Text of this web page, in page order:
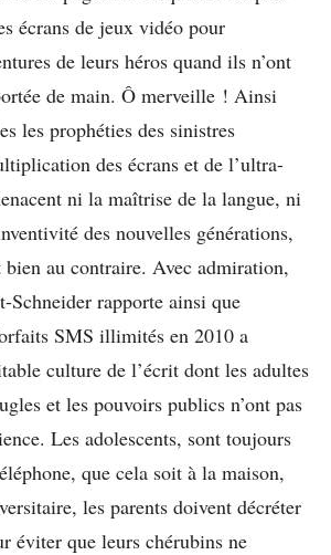
écrans de jeux vidéo pour
de leurs héros quand ils n’ont
de main. Ô merveille ! Ainsi
les prophéties des sinistres
des écrans et de l’ultra-
ni la maîtrise de la langue, ni
des nouvelles générations,
au contraire. Avec admiration,
Schneider rapporte ainsi que
SMS illimités en 2010 a
culture de l’écrit dont les adultes
et les pouvoirs publics n’ont pas
Les adolescents, sont toujours
que cela soit à la maison,
les parents doivent décréter
éviter que leurs chérubins ne